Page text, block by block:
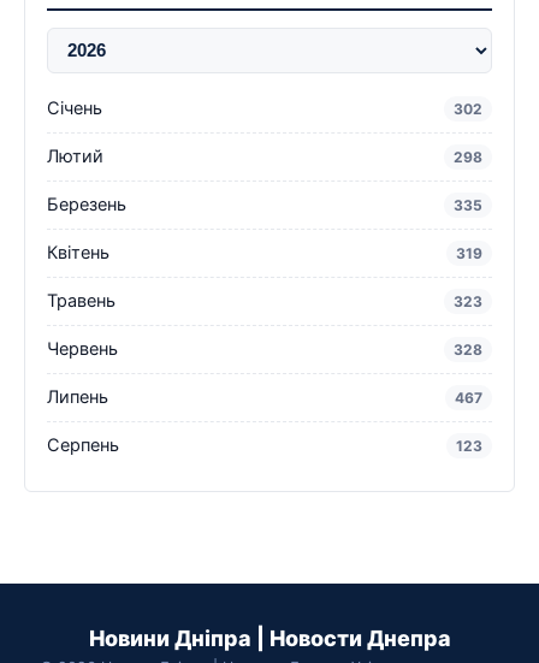
Січень 302
Лютий 298
Березень 335
Квітень 319
Травень 323
Червень 328
Липень 467
Серпень 123
Новини Дніпра | Новости Днепра